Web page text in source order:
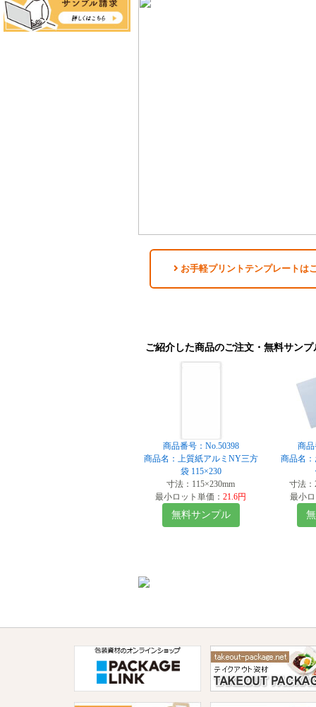
お手軽プリントテンプレートは
ご紹介した商品のご注文・無料サンプ
商品番号：No.50398
商品名：上質紙アルミNY三方
袋 115×230
寸法：115×230mm
最小ロット単価： 21.6円
無料サンプル
商品
商品名
寸法：
最小